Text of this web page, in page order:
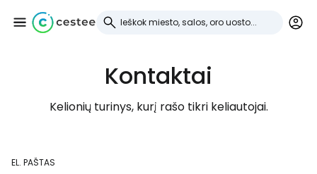
Kontaktai
Kelionių turinys, kurį rašo tikri keliautojai.
EL. PAŠTAS
Prisijunkite prie
Cestee